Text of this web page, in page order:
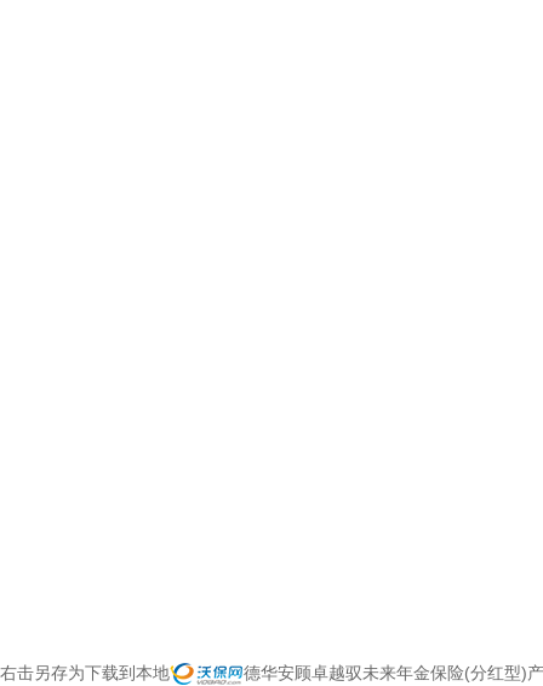
右击另存为下载到本地 德华安顾卓越驭未来年金保险(分红型)